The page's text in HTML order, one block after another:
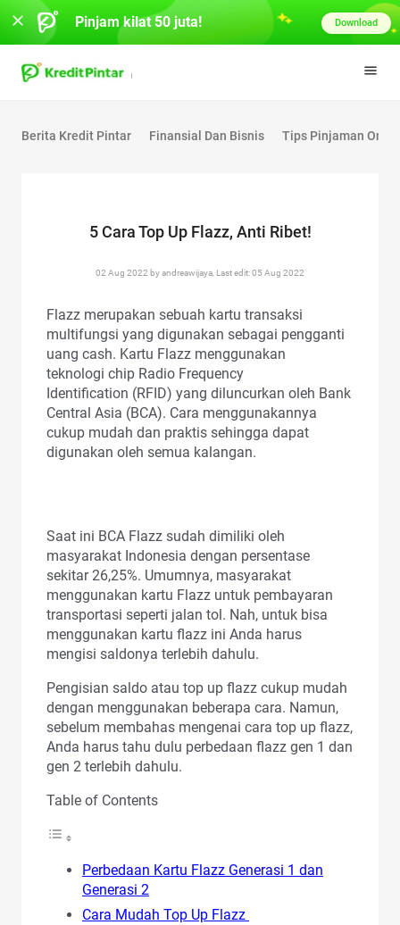
Berita Kredit Pintar Finansial Dan Bisnis Tips Pinjaman
5 Cara Top Up Flazz, Anti Ribet!
02 Aug 2022 by andreawijaya, Last edit: 05 Aug 2022
Flazz merupakan sebuah kartu transaksi
multifungsi yang digunakan sebagai pengganti
uang cash. Kartu Flazz menggunakan
teknologi chip Radio Frequency
Identification (RFID) yang diluncurkan oleh Bank
Central Asia (BCA). Cara menggunakannya
cukup mudah dan praktis sehingga dapat
digunakan oleh semua kalangan.
Saat ini BCA Flazz sudah dimiliki oleh
masyarakat Indonesia dengan persentase
sekitar 26,25%. Umumnya, masyarakat
menggunakan kartu Flazz untuk pembayaran
transportasi seperti jalan tol. Nah, untuk bisa
menggunakan kartu flazz ini Anda harus
mengisi saldonya terlebih dahulu.
Pengisian saldo atau top up flazz cukup mudah
dengan menggunakan beberapa cara. Namun,
sebelum membahas mengenai cara top up flazz,
Anda harus tahu dulu perbedaan flazz gen 1 dan
gen 2 terlebih dahulu.
Table of Contents
Perbedaan Kartu Flazz Generasi 1 dan
Generasi 2
Cara Mudah Top Up Flazz
Pinjam kilat 50 juta! Download